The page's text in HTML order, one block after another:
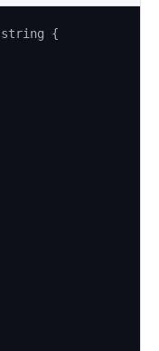
string {